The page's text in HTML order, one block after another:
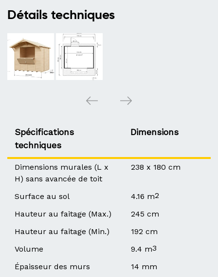
Détails techniques
Spécifications
techniques
Dimensions
Dimensions murales (L x
H) sans avancée de toit
238 x 180 cm
Surface au sol 4.16 m2
Hauteur au faitage (Max.)
245 cm
Hauteur au faitage (Min.)
192 cm
Volume
9.4 m3
Épaisseur des murs
14 mm